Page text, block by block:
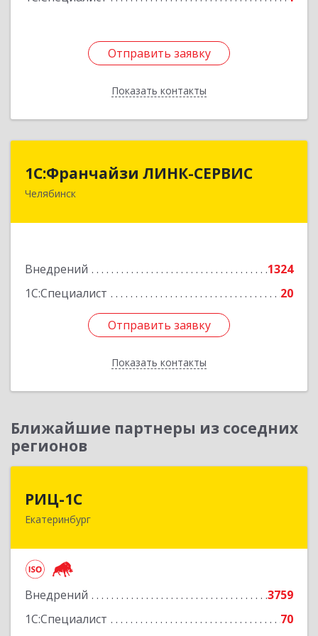
Отправить заявку
Показать контакты
Отправить заявку
Назад
1С:Франчайзи ЛИНК-СЕРВИС
Челябинск
Внедрений
1324
1С:Специалист
20
Отправить заявку
Показать контакты
1С:Франчайзи ЛИНК-СЕРВИС
454006, Челябинская обл, Челябинск г, 3
Отправить заявку
Назад
Ближайшие партнеры из соседних
регионов
РИЦ-1С
Екатеринбург
Внедрений
3759
1С:Специалист
70
620102, Свердловская обл, Екатеринбург г,